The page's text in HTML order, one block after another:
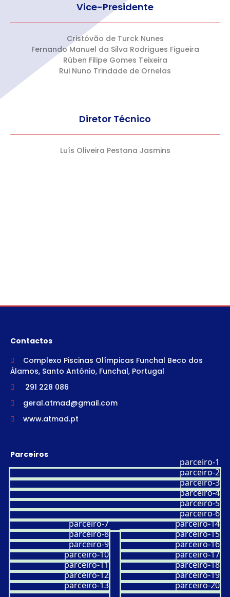
Vice-Presidente
Cristóvão de Turck Nunes
Fernando Manuel da Silva Rodrigues Figueira
Rúben Filipe Gomes Teixeira
Rui Nuno Trindade de Ornelas
Diretor Técnico
Luís Oliveira Pestana Jasmins
Contactos
Complexo Piscinas Olímpicas Funchal Beco dos
Álamos, Santo António, Funchal, Portugal
291 228 086
geral.atmad@gmail.com
www.atmad.pt
Parceiros